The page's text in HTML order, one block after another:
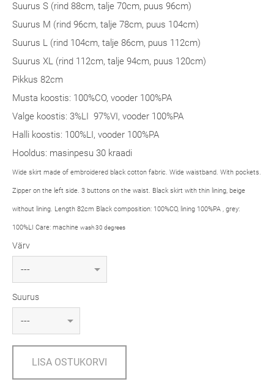
Suurus S (rind 88cm, talje 70cm, puus 96cm)
Suurus M (rind 96cm, talje 78cm, puus 104cm)
Suurus L (rind 104cm, talje 86cm, puus 112cm)
Suurus XL (rind 112cm, talje 94cm, puus 120cm)
Pikkus 82cm
Musta koostis: 100%CO, vooder 100%PA
Valge koostis: 3%LI 97%VI, vooder 100%PA
Halli koostis: 100%LI, vooder 100%PA
Hooldus: masinpesu 30 kraadi
Wide skirt made of embroidered black cotton fabric. Wide waistband. With pockets.
Zipper on the left side. 3 buttons on the waist. Black skirt with thin lining, beige
without lining. Length 82cm Black composition: 100%CO, lining 100%PA , grey:
100%LI Care: machine wash 30 degrees
Värv
Suurus
LISA OSTUKORVI